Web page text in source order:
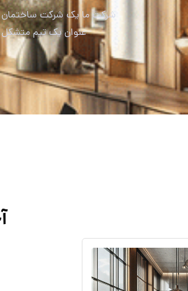
شرکت ما یک شرکت ساختمان
عنوان یک تیم متشکل